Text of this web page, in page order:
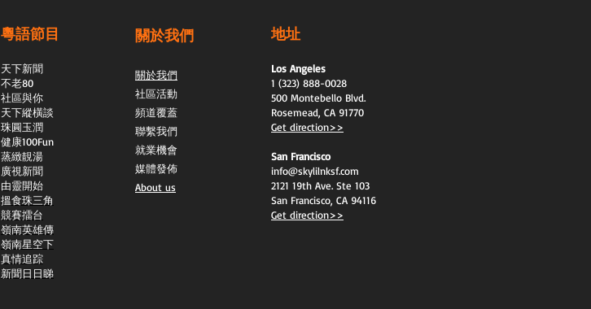
粵語節目
天下新聞
不老80
社區與你
天下縱橫談
​珠圓玉潤
​健康100Fun
蒸緻靚湯
​廣視新聞
由靈開始
搵食珠三角
競賽擂台
嶺南英雄傳
嶺南星空下
真情追踪
新聞日日睇
關於我們
關於我們
社區活動
頻道覆蓋
聯繫我們
就業機會
媒體發佈
About us
地址
Los Angeles
1 (323) 888-0028
500 Montebello Blvd.
Rosemead, CA 91770
Get direction>>
San Francisco
info@skylilnksf.com
2121 19th Ave. Ste 103
San Francisco, CA 94116
Get direction>>